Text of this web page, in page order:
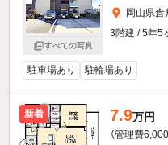
すべての写真
岡山県
3階建 / 5年5
駐車場あり 駐輪場あり
新着 7.9万円
（管理費6,000